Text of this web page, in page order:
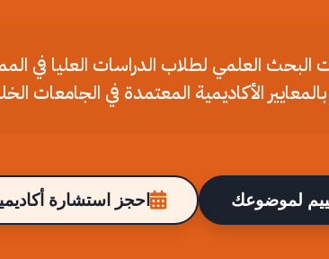
البحث العلمي لطلاب الدراسات العليا في
الأكاديمية المعتمدة في الجامعات
لموضوعك احجز استشارة